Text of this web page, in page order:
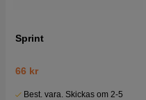
Sprint
66 kr
Best. vara. Skickas om 2-5